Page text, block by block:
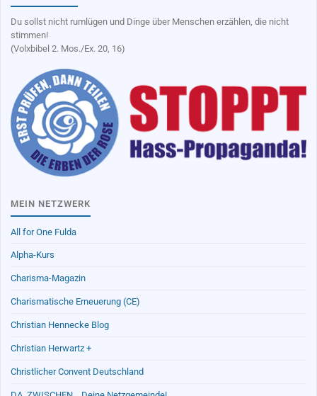
Du sollst nicht rumlügen und Dinge über Menschen erzählen, die nicht
stimmen!
(Volxbibel 2. Mos./Ex. 20, 16)
MEIN NETZWERK
All for One Fulda
Alpha-Kurs
Charisma-Magazin
Charismatische Erneuerung (CE)
Christian Hennecke Blog
Christian Herwartz +
Christlicher Convent Deutschland